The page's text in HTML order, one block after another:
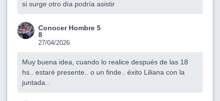
si surge otro día podría asistir
Conocer Hombre 5
8
27/04/2026
Muy buena idea, cuando lo realice después de las 18
hs.. estaré presente.. o un finde.. éxito Liliana con la
juntada..